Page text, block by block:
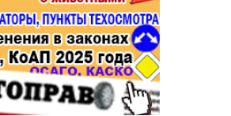
Ремонт
Социальные организации
Это интересно
Администрация